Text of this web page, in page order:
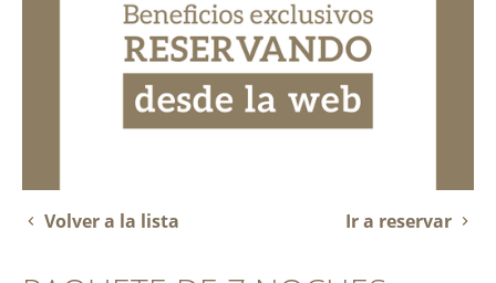
Volver a la lista Ir a reservar